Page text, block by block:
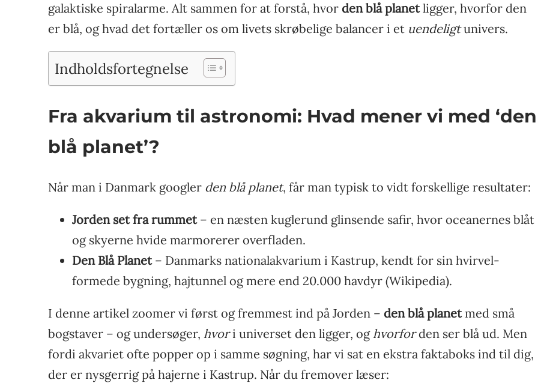
galaktiske spiralarme. Alt sammen for at forstå, hvor den blå planetligger, hvorfor den
er blå, og hvad det fortæller os om livets skrøbelige balancer i et uendeligtunivers.
Indholdsfortegnelse
Fra akvarium til astronomi: Hvad mener vi med ‘den
blå planet’?
Når man i Danmark googler den blå planet, får man typisk to vidt forskellige resultater:
Jorden set fra rummet– en næsten kuglerund glinsende safir, hvor oceanernes blåt
og skyerne hvide marmorerer overfladen.
Den Blå Planet– Danmarks nationalakvarium i Kastrup, kendt for sin hvirvel­
formede bygning, hajtunnel og mere end 20.000 havdyr (Wikipedia).
I denne artikel zoomer vi først og fremmest ind på Jorden – den blå planetmed små
bogstaver – og undersøger, hvori universet den ligger, og hvorforden ser blå ud. Men
fordi akvariet ofte popper op i samme søgning, har vi sat en ekstra faktaboks ind til dig,
der er nysgerrig på hajerne i Kastrup. Når du fremover læser: